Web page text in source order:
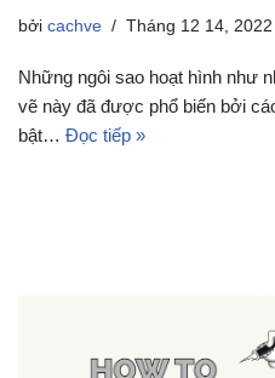
bởi cachve Tháng 12 14, 2022
Những ngôi sao hoạt hình như
vẽ này đã được phổ biến bởi
bật… Đọc tiếp »